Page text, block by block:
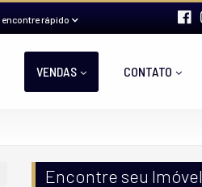
encontre rápido
VENDAS CONTATO
Encontre seu Imóvel